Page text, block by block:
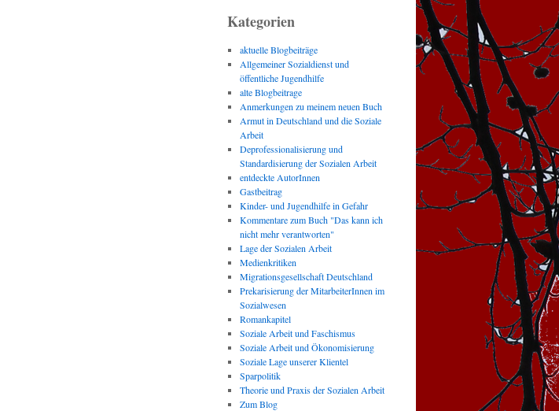
Kategorien
aktuelle Blogbeiträge
Allgemeiner Sozialdienst und
öffentliche Jugendhilfe
alte Blogbeitrage
Anmerkungen zu meinem neuen Buch
Armut in Deutschland und die Soziale
Arbeit
Deprofessionalisierung und
Standardisierung der Sozialen Arbeit
entdeckte AutorInnen
Gastbeitrag
Kinder- und Jugendhilfe in Gefahr
Kommentare zum Buch "Das kann ich
nicht mehr verantworten"
Lage der Sozialen Arbeit
Medienkritiken
Migrationsgesellschaft Deutschland
Prekarisierung der MitarbeiterInnen im
Sozialwesen
Romankapitel
Soziale Arbeit und Faschismus
Soziale Arbeit und Ökonomisierung
Soziale Lage unserer Klientel
Sparpolitik
Theorie und Praxis der Sozialen Arbeit
Zum Blog